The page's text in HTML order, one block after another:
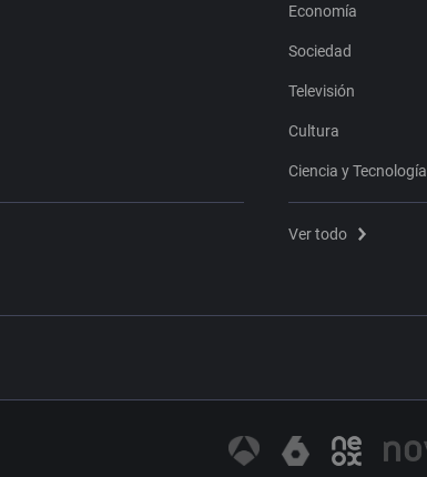
Economía
Sociedad
Televisión
Cultura
Ciencia y Tecnología
Ver todo